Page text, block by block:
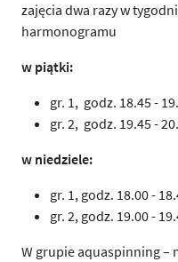
zajęcia dwa razy w
harmonogramu
w piątki:
gr. 1, godz. 18.45 - 19
gr. 2, godz. 19.45 -
w niedziele:
gr. 1, godz. 18.00 -
gr. 2, godz. 19.00 -
W grupie aquaspinning –